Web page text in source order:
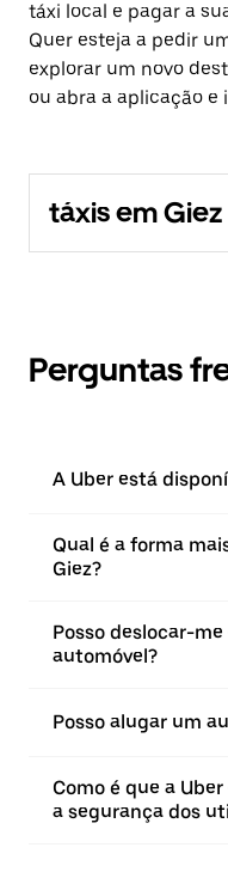
táxi local e pagar a
Quer esteja a pedir
explorar um novo
ou abra a aplicação
táxis em Giez
Perguntas
A Uber está
Qual é a forma
Giez?
Posso deslocar-
automóvel?
Posso alugar um
Como é que a
a segurança dos